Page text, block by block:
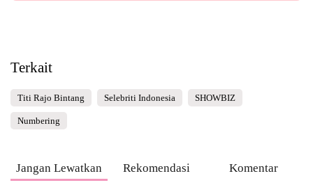
Terkait
Titi Rajo Bintang Selebriti Indonesia SHOWBIZ
Numbering
Jangan Lewatkan Rekomendasi Komentar